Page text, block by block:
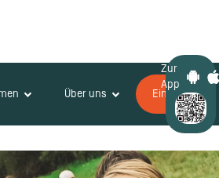
Über uns Einloggen
Zur
App